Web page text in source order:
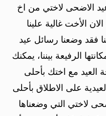
الاضحى لاختي من اخ
الأخت غالية علينا
فقد وضعنا رسائل عيد
الرفيعة بيننا، يمكنك
العيد مع اختك بأحلى
على الاطلاق بأحلى
لاختي التي وضعناها